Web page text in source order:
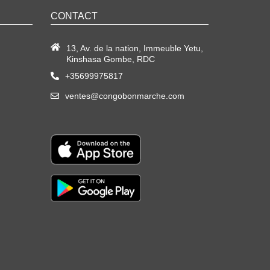
CONTACT
13, Av. de la nation, Immeuble Yetu,
Kinshasa Gombe, RDC
+35699975817
ventes@congobonmarche.com